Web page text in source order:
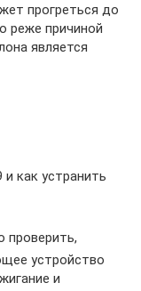
прогреться до
реже причиной
является
как устранить
проверить,
устройство
и